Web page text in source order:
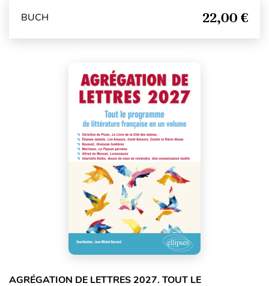
BUCH 22,00 €
AGRÉGATION DE LETTRES 2027. TOUT LE